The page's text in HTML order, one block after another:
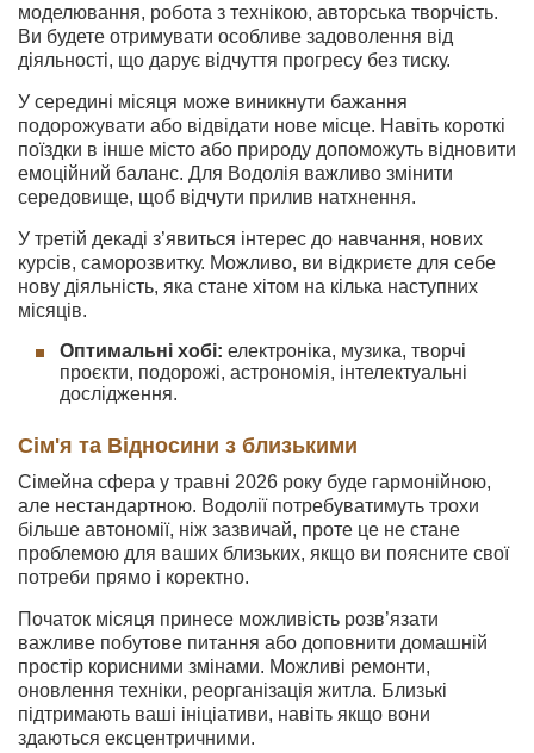
моделювання, робота з технікою, авторська творчість.
Ви будете отримувати особливе задоволення від
діяльності, що дарує відчуття прогресу без тиску.
У середині місяця може виникнути бажання
подорожувати або відвідати нове місце. Навіть короткі
поїздки в інше місто або природу допоможуть відновити
емоційний баланс. Для Водолія важливо змінити
середовище, щоб відчути прилив натхнення.
У третій декаді з’явиться інтерес до навчання, нових
курсів, саморозвитку. Можливо, ви відкриєте для себе
нову діяльність, яка стане хітом на кілька наступних
місяців.
Оптимальні хобі: електроніка, музика, творчі
проєкти, подорожі, астрономія, інтелектуальні
дослідження.
Сім'я та Відносини з близькими
Сімейна сфера у травні 2026 року буде гармонійною,
але нестандартною. Водолії потребуватимуть трохи
більше автономії, ніж зазвичай, проте це не стане
проблемою для ваших близьких, якщо ви поясните свої
потреби прямо і коректно.
Початок місяця принесе можливість розв’язати
важливе побутове питання або доповнити домашній
простір корисними змінами. Можливі ремонти,
оновлення техніки, реорганізація житла. Близькі
підтримають ваші ініціативи, навіть якщо вони
здаються ексцентричними.